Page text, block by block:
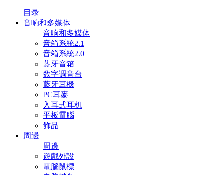
目录
音响和多媒体
音响和多媒体
音箱系統2.1
音箱系統2.0
藍牙音箱
数字调音台
藍牙耳機
PC耳麥
入耳式耳机
平板電腦
飾品
周邊
周邊
遊戲外設
電腦鼠標